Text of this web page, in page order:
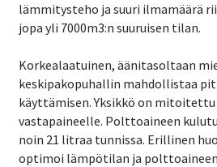
lämmitysteho ja suuri ilmamäärä
jopa yli 7000m3:n suuruisen tilan.
Korkealaatuinen, äänitasoltaan
keskipakopuhallin mahdollistaa
käyttämisen. Yksikkö on mitoitettu
vastapaineelle. Polttoaineen
noin 21 litraa tunnissa. Erillinen
optimoi lämpötilan ja